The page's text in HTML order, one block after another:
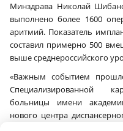
Минздрава Николай
выполнено более 1600
аритмий. Показатель
составил примерно 500
выше среднероссийского
«Важным событием
Специализированной
больницы имени
нового центра